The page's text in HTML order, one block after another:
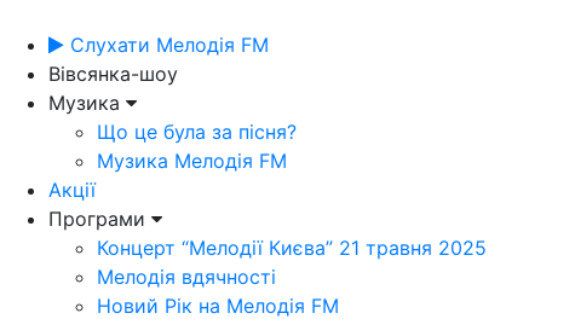
Слухати Мелодія FM
Вівсянка-шоу
Музика
Що це була за пісня?
Музика Мелодія FM
Акції
Програми
Концерт “Мелодії Києва” 21 травня 2025
Мелодія вдячності
Новий Рік на Мелодія FM